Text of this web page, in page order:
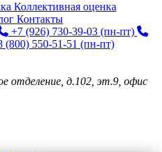
Коллективная оценка
Контакты
+7 (926) 730-39-03 (пн-пт)
(800) 550-51-51 (пн-пт)
отделение, д.102, эт.9, офис